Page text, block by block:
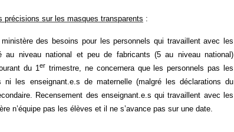
précisions sur les masques transparents :
des besoins pour les personnels qui travaillent avec les
au niveau national et peu de fabricants (5 au niveau national)
du 1 er trimestre, ne concernera que les personnels pas les
ni les enseignant.e.s de maternelle (malgré les déclarations du
Recensement des enseignant.e.s qui travaillent avec les
n’équipe pas les élèves et il ne s’avance pas sur une date.